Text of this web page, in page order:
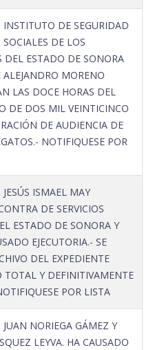
INSTITUTO DE SEGURIDAD
SOCIALES DE LOS
DEL ESTADO DE SONORA
MORENO
LAS DOCE HORAS DEL
DE DOS MIL VEINTICINCO
DE AUDIENCIA DE
NOTIFIQUESE POR
JESÚS ISMAEL MAY
DE SERVICIOS
ESTADO DE SONORA Y
EJECUTORIA.- SE
DEL EXPEDIENTE
TOTAL Y DEFINITIVAMENTE
POR LISTA
JUAN NORIEGA GÁMEZ Y
LEYVA. HA CAUSADO